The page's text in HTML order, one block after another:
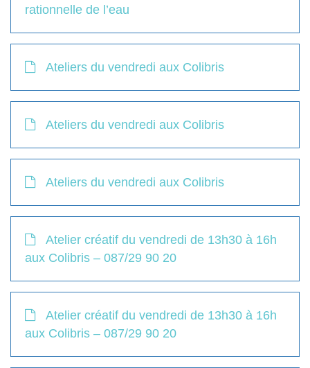
rationnelle de l’eau
Ateliers du vendredi aux Colibris
Ateliers du vendredi aux Colibris
Ateliers du vendredi aux Colibris
Atelier créatif du vendredi de 13h30 à 16h
aux Colibris – 087/29 90 20
Atelier créatif du vendredi de 13h30 à 16h
aux Colibris – 087/29 90 20